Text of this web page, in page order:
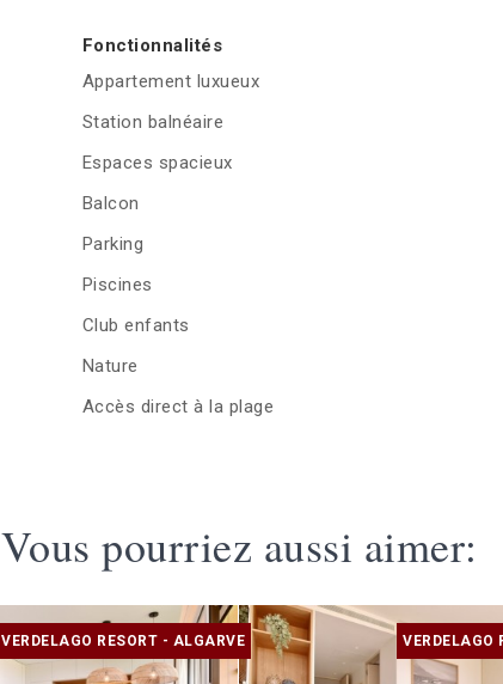
Fonctionnalités
Appartement luxueux
Station balnéaire
Espaces spacieux
Balcon
Parking
Piscines
Club enfants
Nature
Accès direct à la plage
Vous pourriez aussi aimer:
VERDELAGO RESORT - ALGARVE VERDELAGO